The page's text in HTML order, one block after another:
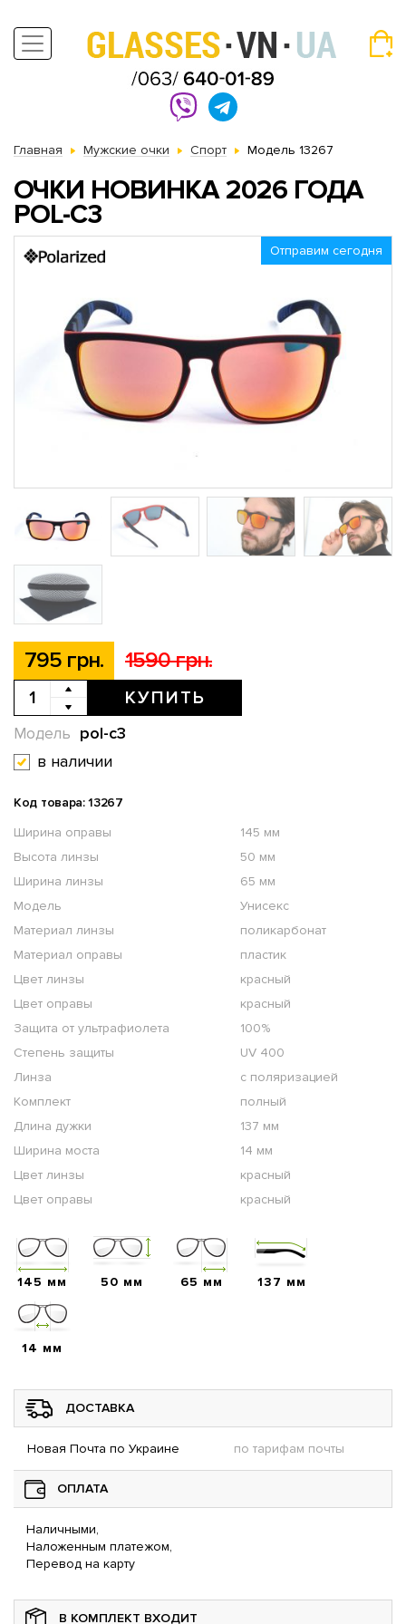
Главная Мужские очки Спорт Модель 13267
ОЧКИ НОВИНКА 2026 ГОДА
POL-C3
Отправим сегодня
795 грн. 1590 грн.
КУПИТЬ
pol-c3
Модель
в наличии
Код товара: 13267
Ширина оправы
145 мм
Высота линзы
50 мм
Ширина линзы
65 мм
Модель
Унисекс
Материал линзы
поликарбонат
Материал оправы
пластик
Цвет линзы
красный
Цвет оправы
красный
Защита от ультрафиолета
100%
Степень защиты
UV 400
Линза
с поляризацией
Комплект
полный
Длина дужки
137 мм
Ширина моста
14 мм
Цвет линзы
красный
Цвет оправы
красный
145 мм 50 мм 65 мм 137 мм
14 мм
ДОСТАВКА
Новая Почта по Украине по тарифам почты
ОПЛАТА
Наличными,
Наложенным платежом,
Перевод на карту
В КОМПЛЕКТ ВХОДИТ